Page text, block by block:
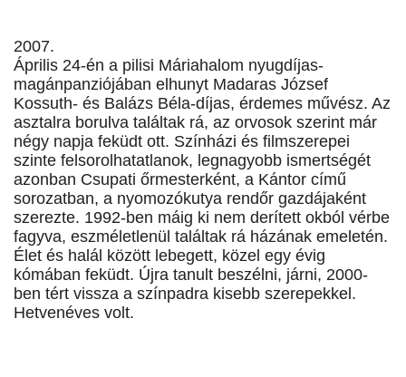
2007.
Április 24-én a pilisi Máriahalom nyugdíjas-
magánpanziójában elhunyt Madaras József
Kossuth- és Balázs Béla-díjas, érdemes művész. Az
asztalra borulva találtak rá, az orvosok szerint már
négy napja feküdt ott. Színházi és filmszerepei
szinte felsorolhatatlanok, legnagyobb ismertségét
azonban Csupati őrmesterként, a Kántor című
sorozatban, a nyomozókutya rendőr gazdájaként
szerezte. 1992-ben máig ki nem derített okból vérbe
fagyva, eszméletlenül találtak rá házának emeletén.
Élet és halál között lebegett, közel egy évig
kómában feküdt. Újra tanult beszélni, járni, 2000-
ben tért vissza a színpadra kisebb szerepekkel.
Hetvenéves volt.